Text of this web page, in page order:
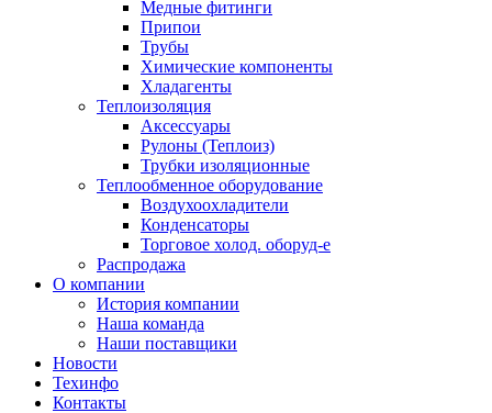
Медные фитинги
Припои
Трубы
Химические компоненты
Хладагенты
Теплоизоляция
Аксессуары
Рулоны (Теплоиз)
Трубки изоляционные
Теплообменное оборудование
Воздухоохладители
Конденсаторы
Торговое холод. оборуд-е
Распродажа
О компании
История компании
Наша команда
Наши поставщики
Новости
Техинфо
Контакты